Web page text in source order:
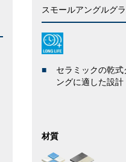
スモールアングルグ
セラミックの乾式
ングに適した設計
材質